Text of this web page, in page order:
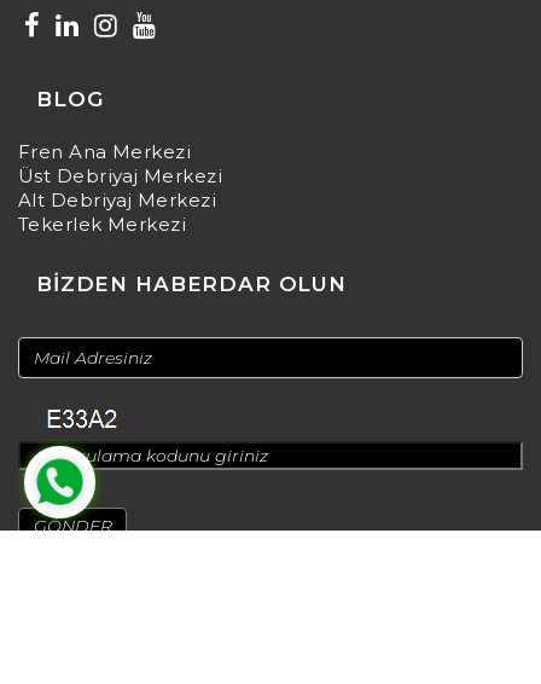
BLOG
Fren Ana Merkezi
Üst Debriyaj Merkezi
Alt Debriyaj Merkezi
Tekerlek Merkezi
BİZDEN HABERDAR OLUN